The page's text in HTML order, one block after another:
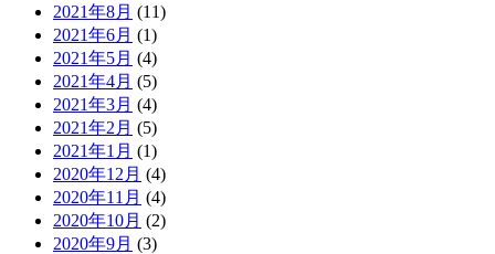
2021年8月 (11)
2021年6月 (1)
2021年5月 (4)
2021年4月 (5)
2021年3月 (4)
2021年2月 (5)
2021年1月 (1)
2020年12月 (4)
2020年11月 (4)
2020年10月 (2)
2020年9月 (3)